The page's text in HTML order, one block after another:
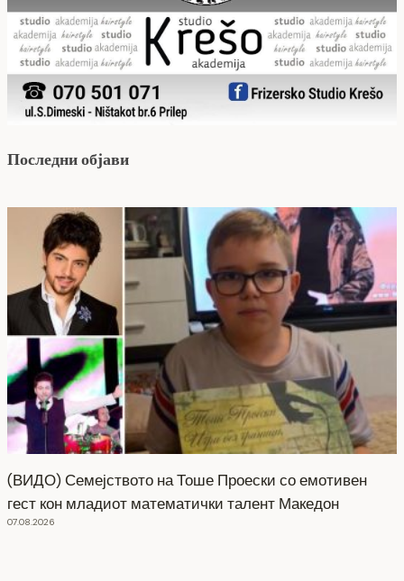
Последни објави
(ВИДО) Семејството на Тоше Проески со емотивен
гест кон младиот математички талент Македон
07.08.2026